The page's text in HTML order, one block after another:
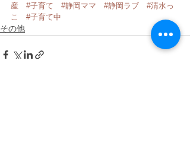
産
#子育て #静岡ママ #静岡ラブ
#清水っ
こ
#子育て中
その他